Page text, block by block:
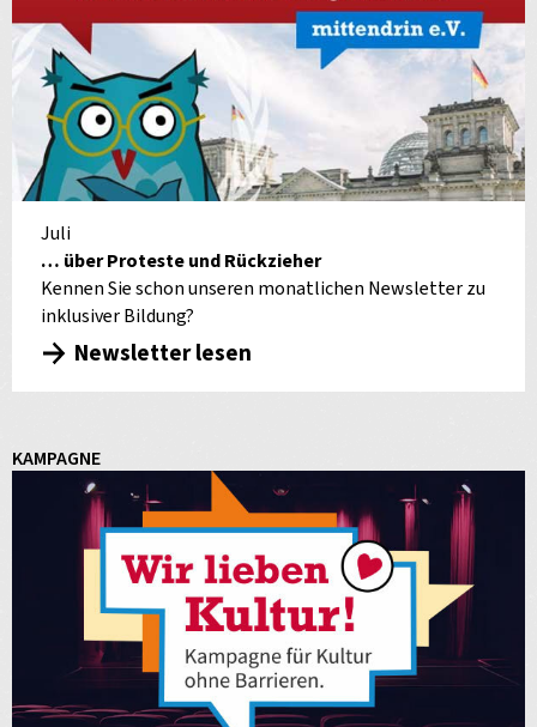
Juli
… über Proteste und Rückzieher
Kennen Sie schon unseren monatlichen Newsletter zu
inklusiver Bildung?
Newsletter lesen
KAMPAGNE